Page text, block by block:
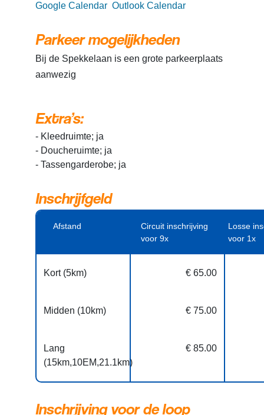
Google Calendar Outlook Calendar
Parkeer mogelijkheden
Bij de Spekkelaan is een grote parkeerplaats
aanwezig
Extra’s:
- Kleedruimte; ja
- Doucheruimte; ja
- Tassengarderobe; ja
Inschrijfgeld
Afstand
Circuit inschrijving
voor 9x
Losse
voor 1x
Kort (5km) € 65.00
Midden (10km) € 75.00
Lang
(15km,10EM,21.1km)
€ 85.00
Inschrijving voor de loop